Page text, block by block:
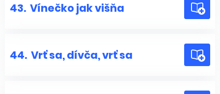
43. Vínečko jak višňa
44. Vrť sa, dívča, vrť sa